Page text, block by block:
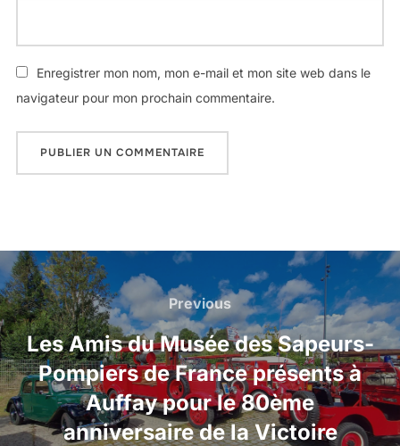
Enregistrer mon nom, mon e-mail et mon site web dans le
navigateur pour mon prochain commentaire.
Previous
Les Amis du Musée des Sapeurs-
Pompiers de France présents à
Auffay pour le 80ème
anniversaire de la Victoire